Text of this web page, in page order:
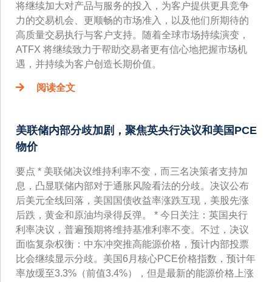
将继续加大对产品与服务的投入，为客户提供更具竞争
力的交易机会、更顺畅的市场准入，以及他们所期待的
高质量交易执行与客户支持。随着全球市场持续演变，
ATFX 将继续致力于帮助交易者更有信心地把握市场机
遇，并持续为客户创造长期价值。
阅读全文
美联储内部分歧加剧，聚焦英央行决议和美国PCE
物价
要点 * 美联储决议维持利率不变，而三名决策者支持加
息，凸显联储内部对于通胀风险看法的分歧。决议公布
后美元全线回落，美国国债收益率涨跌互现，美股先涨
后跌，黄金和原油均录得反弹。 * 今日关注：英国央行
利率决议，普遍预期将维持基准利率不变。不过，决议
面临复杂权衡：中东冲突推高能源价格，预计内部投票
比会继续显示分歧。美国6月核心PCE价格指数，预计年
率放缓至3.3%（前值3.4%），但是最新的能源价格上涨